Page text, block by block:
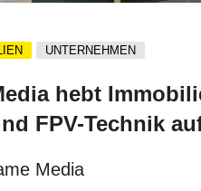
UNTERNEHMEN
hebt
FPV-Technik
Media